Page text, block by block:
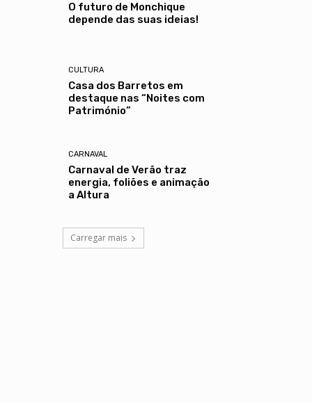
O futuro de Monchique
depende das suas ideias!
CULTURA
Casa dos Barretos em
destaque nas “Noites com
Património”
CARNAVAL
Carnaval de Verão traz
energia, foliões e animação
a Altura
Carregar mais